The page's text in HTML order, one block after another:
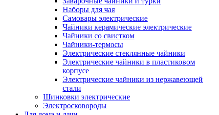
Наборы для чая
Самовары электрические
Чайники керамические электрические
Чайники со свистком
Чайники-термосы
Электрические стеклянные чайники
Электрические чайники в пластиковом
корпусе
Электрические чайники из нержавеющей
стали
Шинковки электрические
Электросковороды